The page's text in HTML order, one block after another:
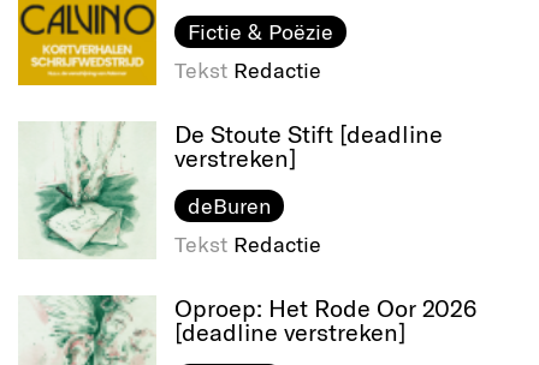
Fictie & Poëzie
Tekst Redactie
De Stoute Stift [deadline
verstreken]
deBuren
Tekst Redactie
Oproep: Het Rode Oor 2026
[deadline verstreken]